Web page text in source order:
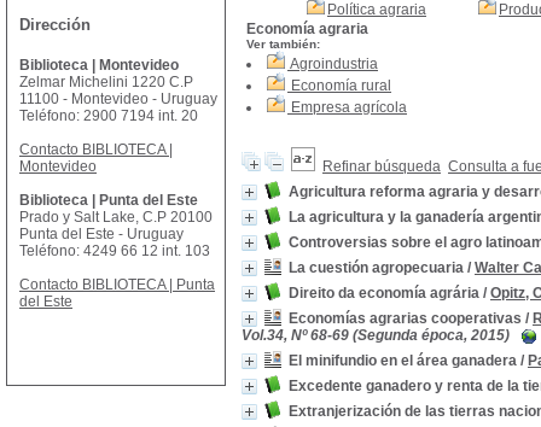
Política agraria
Economía agraria
Ver también:
Agroindustria
Economía rural
Empresa agrícola
Refinar búsqueda Consulta a
Agricultura reforma agraria y
La agricultura y la ganadería
Controversias sobre el agro
La cuestión agropecuaria / Walter
Direito da economía agrária / Opitz,
Economías agrarias cooperativas /
Vol.34, Nº 68-69 (Segunda época, 2015)
El minifundio en el área ganadera /
Excedente ganadero y renta de la
Extranjerización de las tierras
Dirección
Biblioteca | Montevideo
Zelmar Michelini 1220 C.P
11100 - Montevideo - Uruguay
Teléfono: 2900 7194 int. 20
Contacto BIBLIOTECA |
Montevideo
Biblioteca | Punta del Este
Prado y Salt Lake, C.P 20100
Punta del Este - Uruguay
Teléfono: 4249 66 12 int. 103
Contacto BIBLIOTECA | Punta
del Este